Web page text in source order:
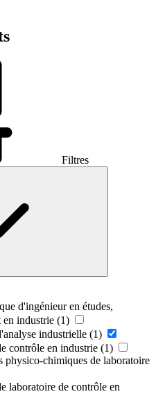
Filtres
d'ingénieur en études,
en industrie (1)
industrielle (1)
contrôle en industrie (1)
physico-chimiques de laboratoire
laboratoire de contrôle en